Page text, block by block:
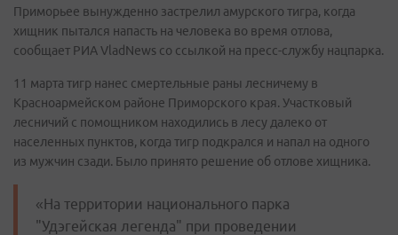
Приморьее вынужденно застрелил амурского тигра, когда
хищник пытался напасть на человека во время отлова,
сообщает РИА VladNews со ссылкой на пресс-службу нацпарка.
11 марта тигр нанес смертельные раны лесничему в
Красноармейском районе Приморского края. Участковый
лесничий с помощником находились в лесу далеко от
населенных пунктов, когда тигр подкрался и напал на одного
из мужчин сзади. Было принято решение об отлове хищника.
«На территории национального парка
"Удэгейская легенда" при проведении